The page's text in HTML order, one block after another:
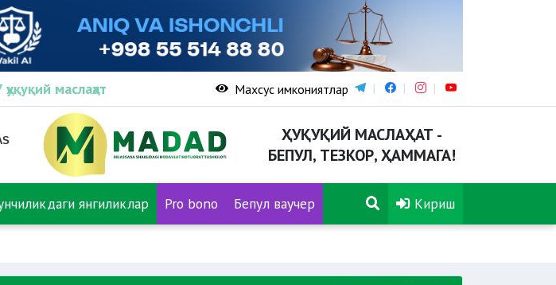
маслаҳат Махсус имкониятлар
ҲУҚУҚИЙ МАСЛАҲАТ -
БЕПУЛ, ТЕЗКОР, ҲАММАГА!
янгиликлар Pro bono Бепул ваучер Кириш